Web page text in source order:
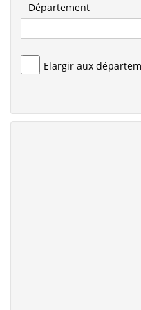
Département
Elargir aux